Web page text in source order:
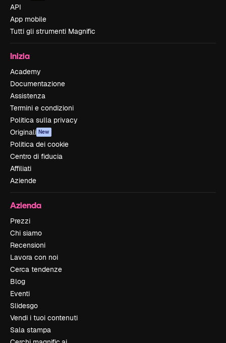
API
App mobile
Tutti gli strumenti Magnific
Inizia
Academy
Documentazione
Assistenza
Termini e condizioni
Politica sulla privacy
Originali New
Politica dei cookie
Centro di fiducia
Affiliati
Aziende
Azienda
Prezzi
Chi siamo
Recensioni
Lavora con noi
Cerca tendenze
Blog
Eventi
Slidesgo
Vendi i tuoi contenuti
Sala stampa